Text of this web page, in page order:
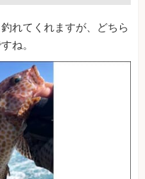
れてくれますが、どちら
ね。